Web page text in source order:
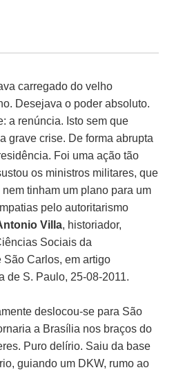
carregado do velho
Desejava o poder absoluto.
a renúncia. Isto sem que
grave crise. De forma abrupta
Foi uma ação tão
os ministros militares, que
tinham um plano para um
pelo autoritarismo
Villa, historiador,
Sociais da
Carlos, em artigo
de S. Paulo, 25-08-2011.
deslocou-se para São
a Brasília nos braços do
Puro delírio. Saiu da base
guiando um DKW, rumo ao